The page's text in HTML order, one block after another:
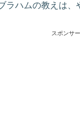
ラハムの教えは、
スポンサ